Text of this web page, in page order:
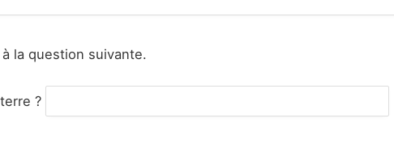
la question suivante.
?